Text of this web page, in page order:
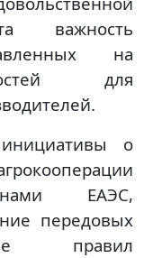
важность
на
для
о
ЕАЭС,
передовых
правил